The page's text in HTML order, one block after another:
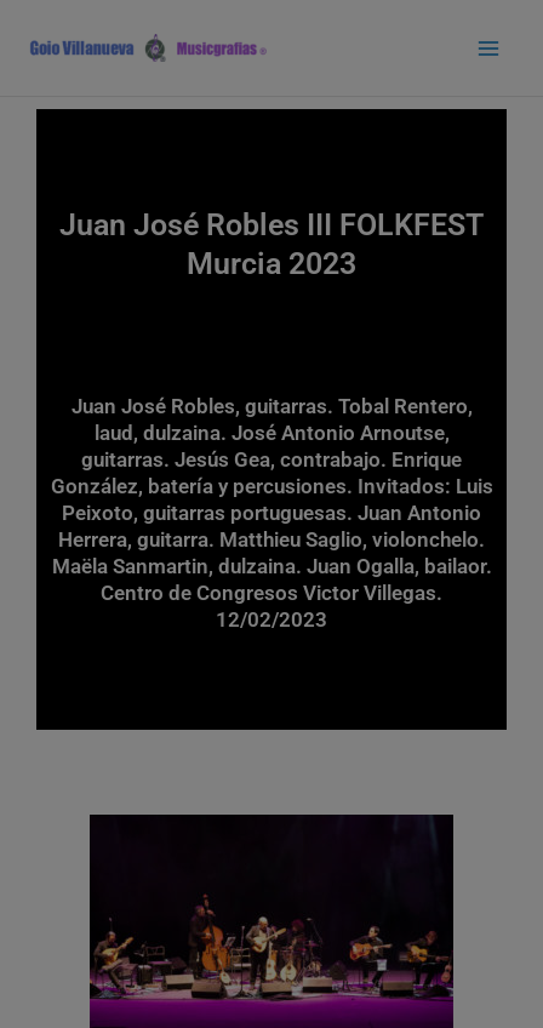
contenido
Juan José Robles III FOLKFEST
Murcia 2023
Juan José Robles, guitarras. Tobal Rentero,
laud, dulzaina. José Antonio Arnoutse,
guitarras. Jesús Gea, contrabajo. Enrique
González, batería y percusiones. Invitados: Luis
Peixoto, guitarras portuguesas. Juan Antonio
Herrera, guitarra. Matthieu Saglio, violonchelo.
Maëla Sanmartin, dulzaina. Juan Ogalla, bailaor.
Centro de Congresos Victor Villegas.
12/02/2023